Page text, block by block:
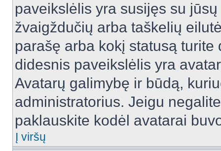
paveikslėlis yra susijęs su
žvaigždučių arba taškelių
parašę arba kokį statusą
didesnis paveikslėlis yra
Avatarų galimybę ir būdą,
administratorius. Jeigu
paklauskite kodėl avatarai
Į viršų